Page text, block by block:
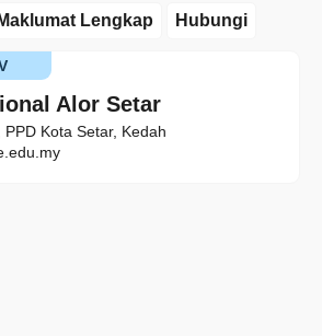
Maklumat Lengkap Hubungi
Alor Setar
Kota Setar, Kedah